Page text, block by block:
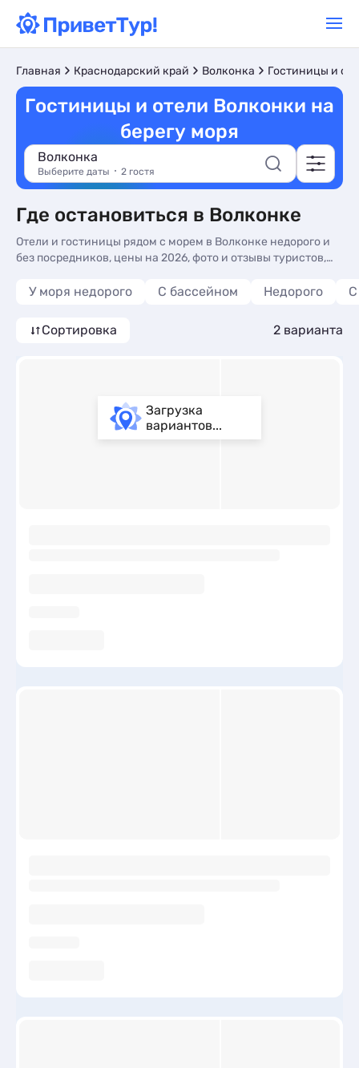
Главная Краснодарский край Волконка Гостиницы и
Гостиницы и отели Волконки на
берегу моря
Волконка
Выберите даты 2 гостя
Где остановиться в Волконке
Отели и гостиницы рядом с морем в Волконке недорого и
без посредников, цены на 2026, фото и отзывы туристов,
моря - более 10 вариантов, от 2500 руб, номера с общей
У моря недорого С бассейном Недорого
Сортировка 2 варианта
Загрузка
вариантов...